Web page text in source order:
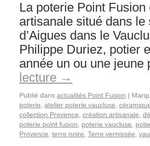
La poterie Point
artisanale situé dans
d’Aigues dans le
Philippe Duriez, potier
année un ou une
lecture →
Publié dans actualités Point Fusion |
poterie atelier poterie vaucluse
collection Provence création artisanale
poterie point fusion
poterie vaucluse
Provence terre noire Terre vernissée